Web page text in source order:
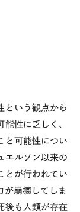
という観点から
性に乏しく、
と可能性につい
エルソン以来の
とが行われてい
が崩壊してしま
後も人類が存在